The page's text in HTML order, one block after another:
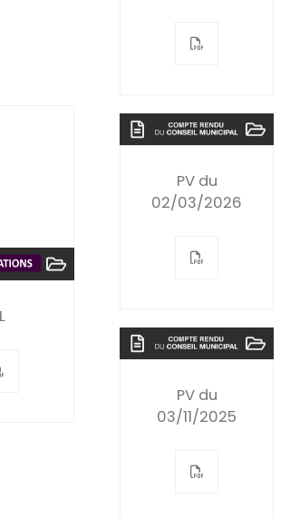
PV du
02/03/2026
PV du
03/11/2025